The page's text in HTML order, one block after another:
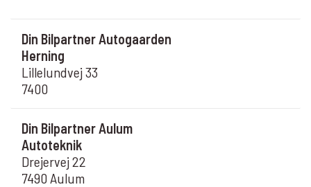
Din Bilpartner Autogaarden
Herning
Lillelundvej 33
7400
Din Bilpartner Aulum
Autoteknik
Drejervej 22
7490 Aulum